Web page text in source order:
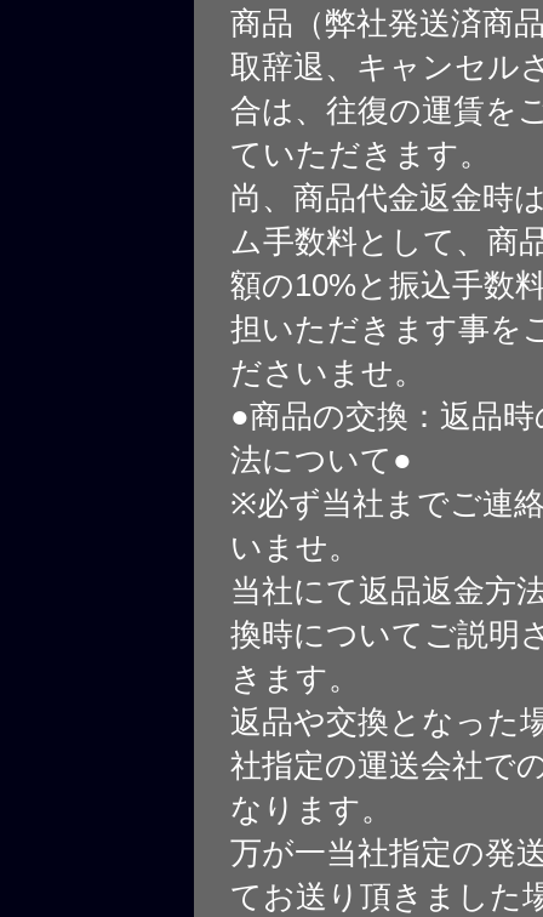
商品（弊社発送済商
取辞退、キャンセル
合は、往復の運賃を
ていただきます。
尚、商品代金返金時
ム手数料として、商
額の10%と振込手数
担いただきます事を
ださいませ。
●商品の交換：返品
法について●
※必ず当社までご連
いませ。
当社にて返品返金方
換時についてご説明
きます。
返品や交換となった
社指定の運送会社で
なります。
万が一当社指定の発
てお送り頂きました